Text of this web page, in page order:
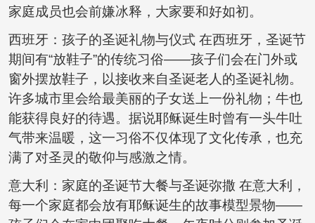
家庭成员也会前嫌冰释，大家要和好如初。
西班牙：孩子的圣诞礼物与仪式 在西班牙，圣诞节
期间有“放鞋子”的传统习俗——孩子们会在门外或
窗外摆放鞋子，以接收来自圣诞老人的圣诞礼物。
许多城市里会给最美丽的子女送上一份礼物；牛也
能获得良好的待遇。据说耶稣诞生时曾有一头牛吐
气带来温暖，这一习俗不仅体现了文化传承，也充
满了对圣灵的敬仰与感激之情。
意大利：家庭的圣诞节大餐与圣诞弥撒 在意大利，
每一个家庭都会放有耶稣诞生的故事模型景物——